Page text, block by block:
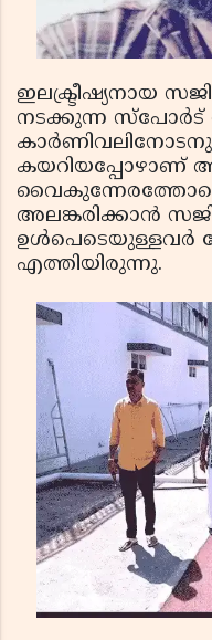
ഇലക്ട്രീഷ്യനായ
നടക്കുന്ന
കയറിയപ്പോഴാണ്
വൈകുന്നേരത്തോടെ
അലങ്കരിക്കാന്‍
ഉള്‍പെടെയുള്ളവര്‍
എത്തിയിരുന്നു.